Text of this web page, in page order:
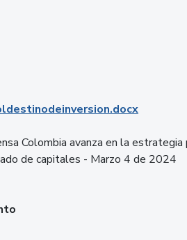
Colombia avanza en la estrategia
de capitales - Marzo 4 de 2024